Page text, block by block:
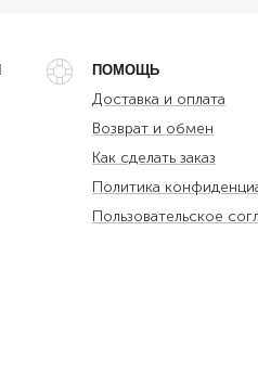
ПОМОЩЬ
Доставка и оплата
Возврат и обмен
Как сделать заказ
Политика
Пользовательское